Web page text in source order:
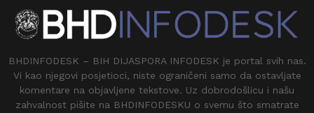
BHDINFODESK – BIH DIJASPORA INFODESK je portal svih nas.
Vi kao njegovi posjetioci, niste ograničeni samo da ostavljate
komentare na objavljene tekstove. Uz dobrodošlicu i našu
zahvalnost pišite na BHDINFODESKU o svemu što smatrate